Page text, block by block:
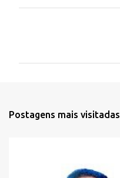
Postagens mais visitadas